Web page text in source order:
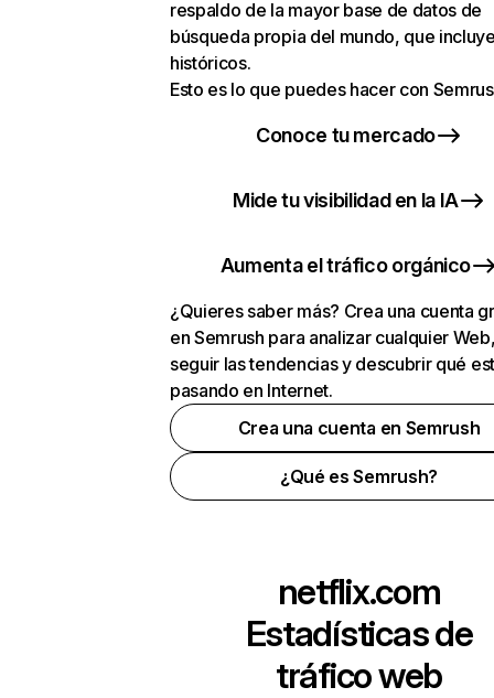
respaldo de la mayor base de datos de
búsqueda propia del mundo, que
históricos.
Esto es lo que puedes hacer con
Conoce tu mercado
Mide tu visibilidad en la IA
Aumenta el tráfico orgánico
¿Quieres saber más? Crea una cuenta
en Semrush para analizar cualquier
seguir las tendencias y descubrir qué
pasando en Internet.
Crea una cuenta en Semrush
¿Qué es Semrush?
netflix.com
Estadísticas de
tráfico web